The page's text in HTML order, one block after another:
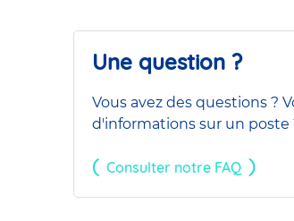
Une question ?
Vous avez des questions ?
d'informations sur un poste
Consulter notre FAQ